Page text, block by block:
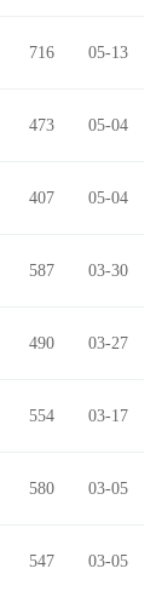
716 05-13
473 05-04
407 05-04
587 03-30
490 03-27
554 03-17
580 03-05
547 03-05